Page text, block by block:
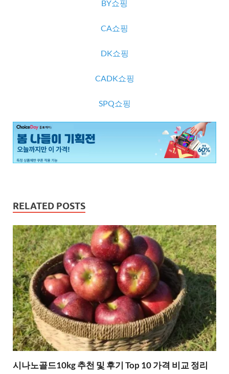
BY쇼핑
CA쇼핑
DK쇼핑
CADK쇼핑
SPQ쇼핑
RELATED POSTS
시나노골드10kg 추천 및 후기 Top 10 가격 비교 정리